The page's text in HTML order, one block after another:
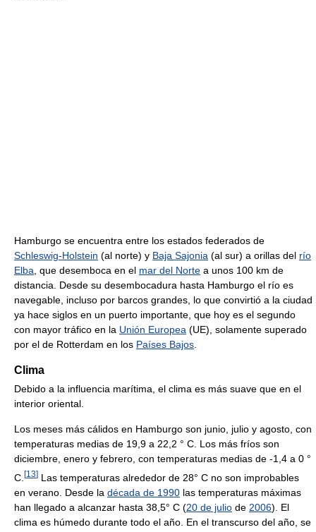
Hamburgo se encuentra entre los estados federados de
Schleswig-Holstein (al norte) y Baja Sajonia (al sur) a orillas del río
Elba, que desemboca en el mar del Norte a unos 100 km de
distancia. Desde su desembocadura hasta Hamburgo el río es
navegable, incluso por barcos grandes, lo que convirtió a la ciudad
ya hace siglos en un puerto importante, que hoy es el segundo
con mayor tráfico en la Unión Europea (UE), solamente superado
por el de Rotterdam en los Países Bajos.
Clima
Debido a la influencia marítima, el clima es más suave que en el
interior oriental.
Los meses más cálidos en Hamburgo son junio, julio y agosto, con
temperaturas medias de 19,9 a 22,2 ° C. Los más fríos son
diciembre, enero y febrero, con temperaturas medias de -1,4 a 0 °
C. [13] Las temperaturas alrededor de 28° C no son improbables
en verano. Desde la década de 1990 las temperaturas máximas
han llegado a alcanzar hasta 38,5° C (20 de julio de 2006). El
clima es húmedo durante todo el año. En el transcurso del año, se